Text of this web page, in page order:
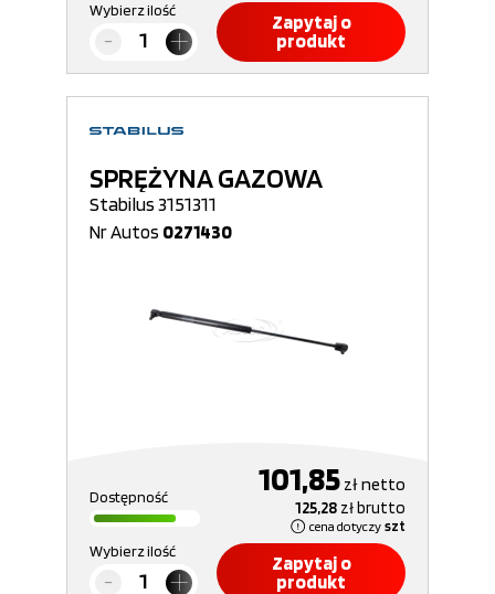
Wybierz ilość
Zapytaj o
produkt
SPRĘŻYNA GAZOWA
Stabilus 3151311
Nr Autos 0271430
Dostępność 101,85 złnetto
125,28 złbrutto
cena dotyczy szt
Wybierz ilość
Zapytaj o
produkt